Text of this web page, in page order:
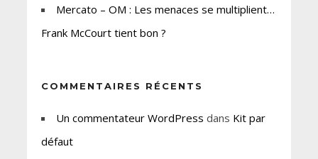
Mercato – OM : Les menaces se multiplient…
Frank McCourt tient bon ?
COMMENTAIRES RÉCENTS
Un commentateur WordPress dans Kit par
défaut